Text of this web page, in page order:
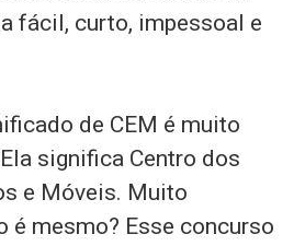
fácil, curto, impessoal e
de CEM é muito
significa Centro dos
e Móveis. Muito
é mesmo? Esse concurso